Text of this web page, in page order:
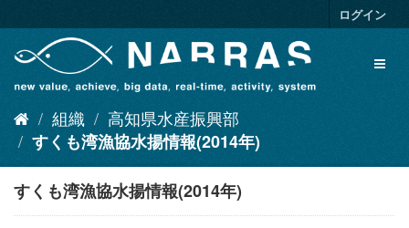
キ
ログイン
組織
高知県水産振興部
すくも湾漁協水揚情報(2014年)
すくも湾漁協水揚情報(2014年)